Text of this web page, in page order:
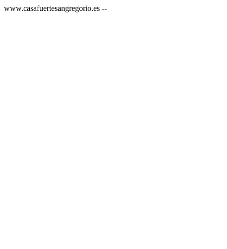
www.casafuertesangregorio.es --